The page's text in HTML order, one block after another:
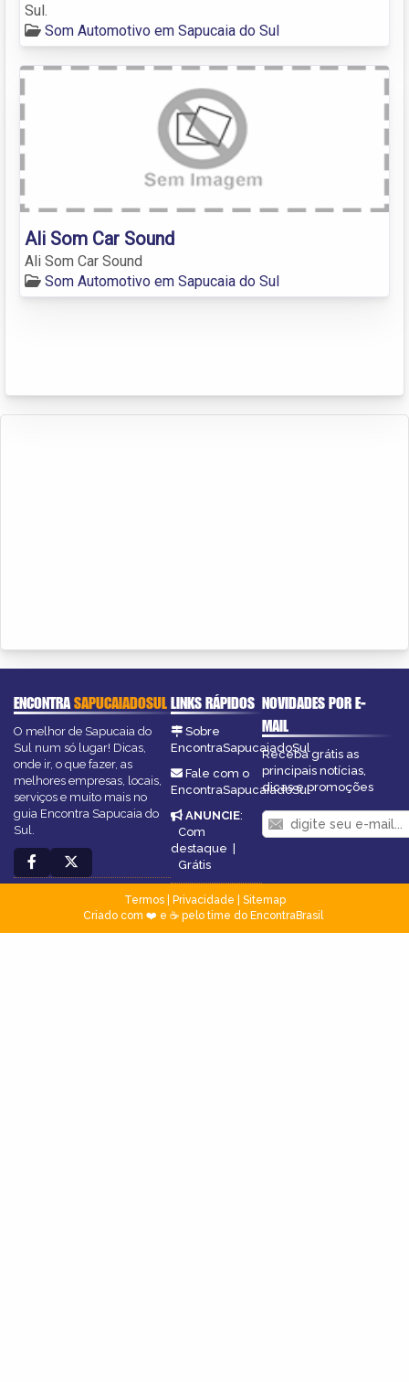
Sul.
Som Automotivo em Sapucaia do Sul
Ali Som Car Sound
Ali Som Car Sound
Som Automotivo em Sapucaia do Sul
ENCONTRASAPUCAIADOSUL
O melhor de Sapucaia do
Sul num só lugar! Dicas,
onde ir, o que fazer, as
melhores empresas, locais,
serviços e muito mais no
guia Encontra Sapucaia do
Sul.
LINKS RÁPIDOS
Sobre
EncontraSapucaiadoSul
Fale com o
EncontraSapucaiadoSul
ANUNCIE:
Com
destaque |
Grátis
NOVIDADES POR E-
MAIL
Receba grátis as
principais notícias,
dicas e promoções
Termos| Privacidade
Sitemap
Criado com ❤️ e ☕ pelo time do EncontraBrasil